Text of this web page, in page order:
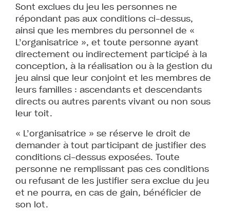
Sont exclues du jeu les personnes ne
répondant pas aux conditions ci-dessus,
ainsi que les membres du personnel de «
L’organisatrice », et toute personne ayant
directement ou indirectement participé à la
conception, à la réalisation ou à la gestion du
jeu ainsi que leur conjoint et les membres de
leurs familles : ascendants et descendants
directs ou autres parents vivant ou non sous
leur toit.
« L’organisatrice » se réserve le droit de
demander à tout participant de justifier des
conditions ci-dessus exposées. Toute
personne ne remplissant pas ces conditions
ou refusant de les justifier sera exclue du jeu
et ne pourra, en cas de gain, bénéficier de
son lot.